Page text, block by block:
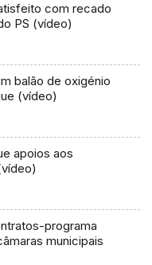
com recado
PS (vídeo)
balão de oxigénio
(vídeo)
apoios aos
programa
municipais